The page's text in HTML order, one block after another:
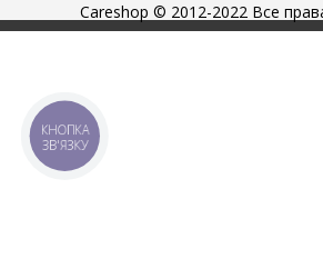
Careshop © 2012-2022 Все
КНОПКА
ЗВ'ЯЗКУ